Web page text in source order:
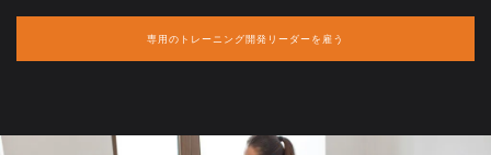
専用のトレーニング開発リーダーを雇う